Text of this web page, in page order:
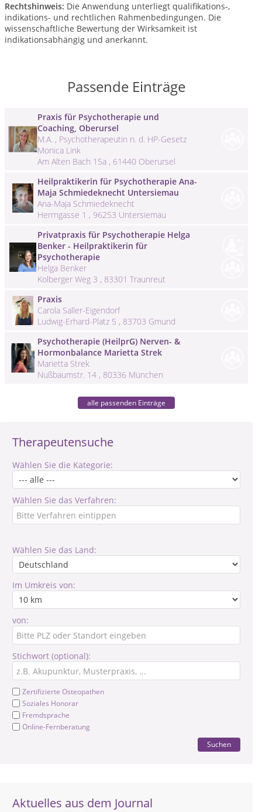
Therapeutensuche
Wählen Sie die Kategorie:
Wählen Sie das Verfahren:
Wählen Sie das Land:
Im Umkreis von:
von:
Stichwort (optional):
Zertifizierte Osteopathen
Soziales Honorar
Fremdsprache
Online-Fernberatung
Suchen
Aktuelles aus dem Journal
Rechtshinweis: Die Anwendung unterliegt qualifikations-,
indikations- und rechtlichen Rahmenbedingungen. Die
wissenschaftliche Bewertung der Wirksamkeit ist
indikationsabhängig und anerkannt.
Passende Einträge
Praxis für Psychotherapie und
Coaching, Oberursel
M.A. , Psychotherapeutin n. d. HP-Gesetz
Monica Link
Am Alten Bach 15a , 61440 Oberursel
Heilpraktikerin für Psychotherapie Ana-
Maja Schmiedeknecht Untersiemau
Ana-Maja Schmiedeknecht
Herrngasse 1 , 96253 Untersiemau
Privatpraxis für Psychotherapie Helga
Benker - Heilpraktikerin für
Psychotherapie
Helga Benker
Kolberger Weg 3 , 83301 Traunreut
Praxis
Carola Saller-Eigendorf
Ludwig-Erhard-Platz 5 , 83703 Gmund
Psychotherapie (HeilprG) Nerven- &
Hormonbalance Marietta Strek
Marietta Strek
Nußbaumstr. 14 , 80336 München
alle passenden Einträge